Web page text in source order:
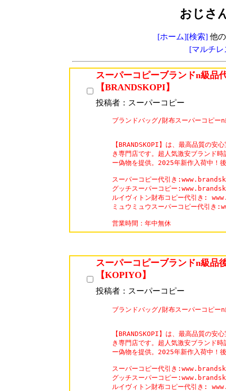
おじさ
[ホーム][検索]他
[マルチ
スーパーコピーブランドn級品
【BRANDSKOPI】
投稿者：スーパーコピー
ブランドバッグ/財布スーパーコピー
【BRANDSKOPI】は、最高品質の安
き専門店です。超人気激安ブランド
ー偽物を提供。2025年新作入荷中！
スーパーコピー代引き
グッチスーパーコピー
ルイヴィトン財布コピー代引き
ミュウミュウスーパーコピー代引
営業時間：年中無休
スーパーコピーブランドn級品
【KOPIYO】
投稿者：スーパーコピー
ブランドバッグ/財布スーパーコピー
【BRANDSKOPI】は、最高品質の安
き専門店です。超人気激安ブランド
ー偽物を提供。2025年新作入荷中！
スーパーコピー代引き
グッチスーパーコピー
ルイヴィトン財布コピー代引き